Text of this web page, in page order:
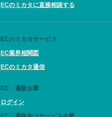
ECのミカタに直接相談する
ECのミカタサービス
EC業界相関図
ECのミカタ通信
EC・通販企業
ログイン